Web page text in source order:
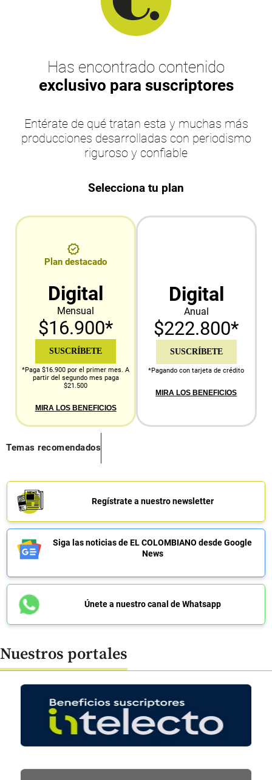
Has encontrado contenido
exclusivo para suscriptores
Entérate de qué tratan esta y muchas más
producciones desarrolladas con periodismo
riguroso y confiable
Selecciona tu plan
Plan destacado
Digital
Mensual
$16.900*
SUSCRÍBETE
*Paga $16.900 por el primer mes. A
partir del segundo mes paga
$21.500
MIRA LOS BENEFICIOS
Digital
Anual
$222.800*
SUSCRÍBETE
*Pagando con tarjeta de crédito
MIRA LOS BENEFICIOS
Temas recomendados
Regístrate a nuestro newsletter
Siga las noticias de EL COLOMBIANO desde Google
News
Únete a nuestro canal de Whatsapp
Nuestros portales